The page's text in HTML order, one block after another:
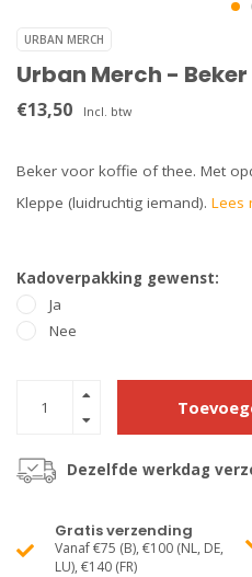
URBAN MERCH
Urban Merch -
€13,50 Incl. btw
Beker voor koffie of thee. Met
Kleppe (luidruchtig iemand). Lees
Kadoverpakking gewenst:
Ja
Nee
Dezelfde werkdag
Gratis verzending
Vanaf €75 (B), €100 (NL, DE,
LU), €140 (FR)